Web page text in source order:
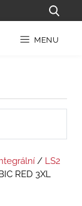
MENU
/ LS2
RED 3XL